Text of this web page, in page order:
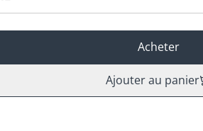
Acheter
Ajouter au panier